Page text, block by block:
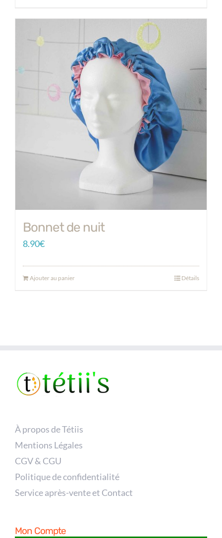
Bonnet de nuit
8.90€
Ajouter au panier Détails
À propos de Tétiis
Mentions Légales
CGV & CGU
Politique de confidentialité
Service après-vente et Contact
Mon Compte